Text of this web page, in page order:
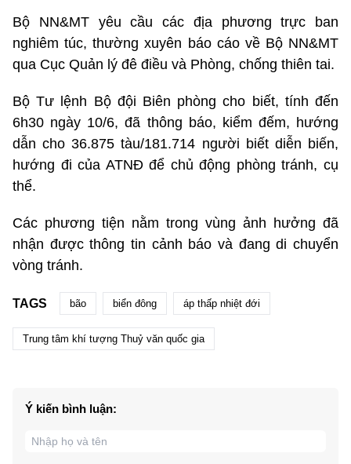
Bộ NN&MT yêu cầu các địa phương trực ban
nghiêm túc, thường xuyên báo cáo về Bộ NN&MT
qua Cục Quản lý đê điều và Phòng, chống thiên tai.
Bộ Tư lệnh Bộ đội Biên phòng cho biết, tính đến
6h30 ngày 10/6, đã thông báo, kiểm đếm, hướng
dẫn cho 36.875 tàu/181.714 người biết diễn biến,
hướng đi của ATNĐ để chủ động phòng tránh, cụ
thể.
Các phương tiện nằm trong vùng ảnh hưởng đã
nhận được thông tin cảnh báo và đang di chuyển
vòng tránh.
TAGS bão biển đông áp thấp nhiệt đới
Trung tâm khí tượng Thuỷ văn quốc gia
Ý kiến bình luận: